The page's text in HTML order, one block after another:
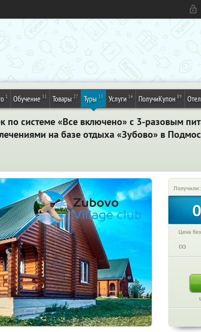
1 Обучение 31 Товары 27 Туры 13 Услуги 14 ПолучиКупон 89
по системе «Все включено» с 3-разовым
на базе отдыха «Зубово» в
Получили:
0
Цена
∞